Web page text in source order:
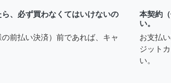
、必ず買わなくてはいけないの
前払い決済）前であれば、キャ
本契約
い。
お支払
ジット
い。